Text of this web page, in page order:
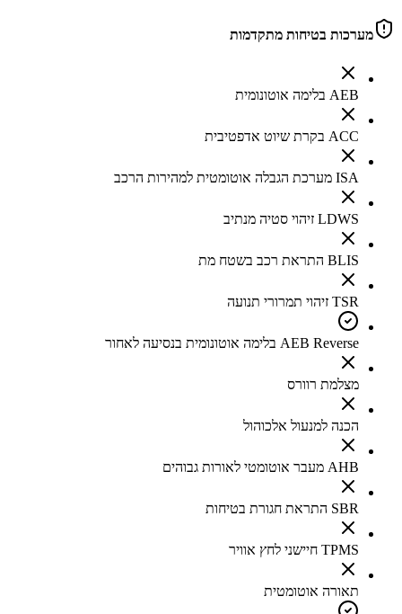
מערכות בטיחות מתקדמות
AEB בלימה אוטונומית
ACC בקרת שיוט אדפטיבית
ISA מערכת הגבלה אוטומטית למהירות הרכב
LDWS זיהוי סטיה מנתיב
BLIS התראת רכב בשטח מת
TSR זיהוי תמרורי תנועה
AEB Reverse בלימה אוטונומית בנסיעה לאחור
מצלמת רוורס
הכנה למנעול אלכוהול
AHB מעבר אוטומטי לאורות גבוהים
SBR התראת חגורת בטיחות
TPMS חיישני לחץ אוויר
תאורה אוטומטית